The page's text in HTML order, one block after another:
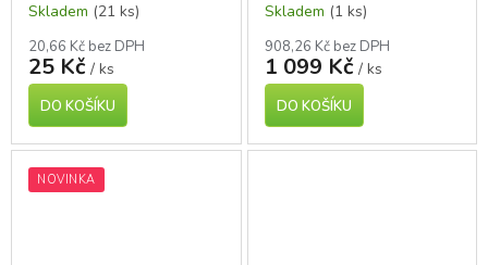
Skladem (21 ks)
20,66 Kč bez DPH
25 Kč / ks
DO KOŠÍKU
Skladem (1 ks)
908,26 Kč bez DPH
1 099 Kč / ks
DO KOŠÍKU
NOVINKA